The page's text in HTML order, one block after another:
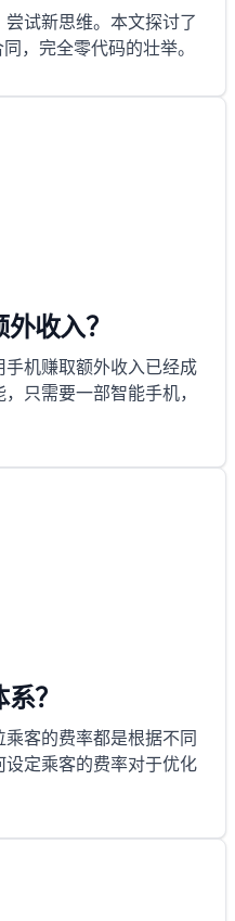
试新思维。本文探讨了
，完全零代码的壮举。
收入？
机赚取额外收入已经成
只需要一部智能手机，
？
客的费率都是根据不同
定乘客的费率对于优化